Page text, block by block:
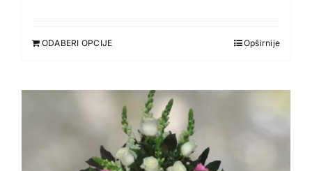
ODABERI OPCIJE Opširnije